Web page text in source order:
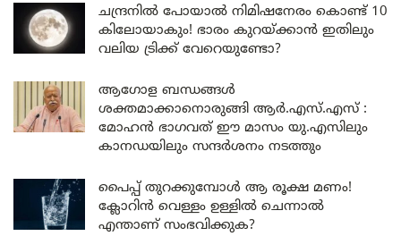
ചന്ദ്രനിൽ പോയാൽ നിമിഷനേരം കൊണ്ട് 10
കിലോയാകും! ഭാരം കുറയ്ക്കാൻ ഇതിലും
വലിയ ട്രിക്ക് വേറെയുണ്ടോ?
ആഗോള ബന്ധങ്ങൾ
ശക്തമാക്കാനൊരുങ്ങി ആർ.എസ്.എസ് :
മോഹൻ ഭാഗവത് ഈ മാസം യു.എസിലും
കാനഡയിലും സന്ദർശനം നടത്തും
പൈപ്പ് തുറക്കുമ്പോൾ ആ രൂക്ഷ മണം!
ക്ലോറിൻ വെള്ളം ഉള്ളിൽ ചെന്നാൽ
എന്താണ് സംഭവിക്കുക?